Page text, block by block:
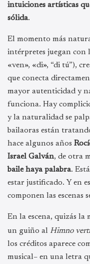
intuiciones artísticas
sólida.
El momento más
intérpretes juegan con
«ven», «di», “di tú”),
que conecta
mayor autenticidad y
funciona. Hay
y la naturalidad se
bailaoras están
hace algunos años
Israel Galván, de otra
baile haya palabra.
estar justificado. Y en
componen las escenas
En la escena, quizás la
un guiño al Himno
los créditos aparece
musical– en una letra